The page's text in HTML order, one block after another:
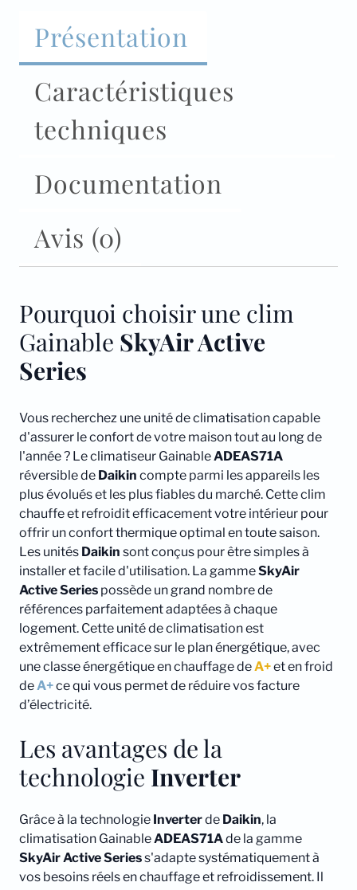
Présentation
Caractéristiques
techniques
Documentation
Avis (0)
Pourquoi choisir une clim
Gainable SkyAir Active
Series
Vous recherchez une unité de climatisation capable
d'assurer le confort de votre maison tout au long de
l'année ? Le climatiseur Gainable ADEAS71A
réversible de Daikin compte parmi les appareils les
plus évolués et les plus fiables du marché. Cette clim
chauffe et refroidit efficacement votre intérieur pour
offrir un confort thermique optimal en toute saison.
Les unités Daikin sont conçus pour être simples à
installer et facile d'utilisation. La gammeSkyAir
Active Series possède un grand nombre de
références parfaitement adaptées à chaque
logement. Cette unité de climatisation est
extrêmement efficace sur le plan énergétique, avec
une classe énergétique en chauffage de A+et en froid
de A+ce qui vous permet de réduire vos facture
d’électricité.
Les avantages de la
technologie Inverter
Grâce à la technologie Inverterde Daikin, la
climatisation Gainable ADEAS71Ade la gamme
SkyAir Active Seriess'adapte systématiquement à
vos besoins réels en chauffage et refroidissement. Il